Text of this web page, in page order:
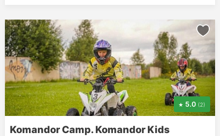
5.0 (2)
Komandor Сamp. Komandor Kids